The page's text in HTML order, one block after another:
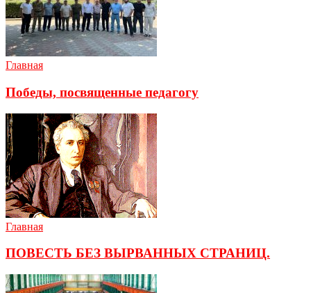
Главная
Победы, посвященные педагогу
Главная
ПОВЕСТЬ БЕЗ ВЫРВАННЫХ СТРАНИЦ.